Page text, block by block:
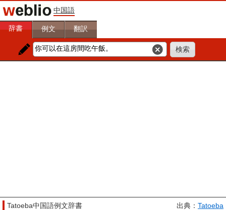
中国語
辞書 例文 翻訳
Tatoeba中国語例文辞書 出典： Tatoeba